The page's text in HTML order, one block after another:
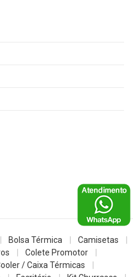
Bolsa Térmica
Camisetas
Colete Promotor
/ Caixa Térmicas